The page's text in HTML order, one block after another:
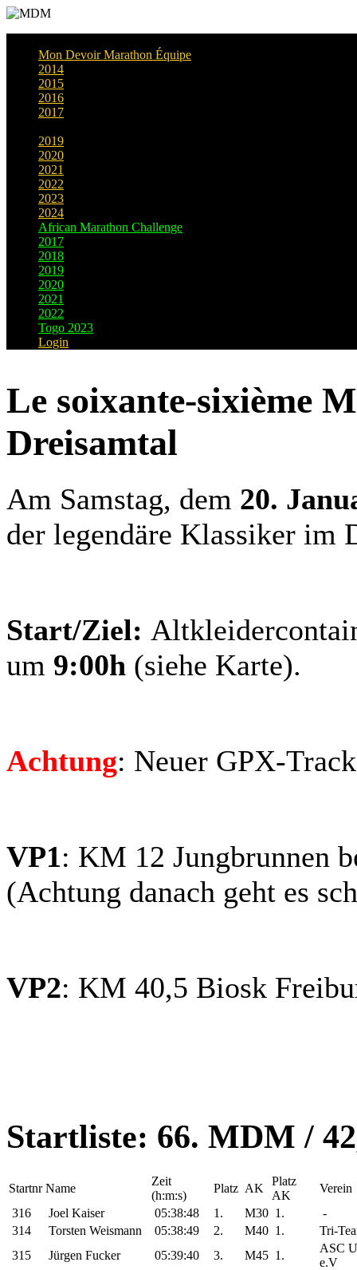
Mon Devoir Marathon Équipe
2014
2015
2016
2017
2019
2020
2021
2022
2023
2024
African Marathon Challenge
2017
2018
2019
2020
2021
2022
Togo 2023
Login
Le soixante-sixième
Dreisamtal
Am Samstag, dem 20.
der legendäre Klassiker im
Start/Ziel:
um 9:00h (siehe Karte).
Achtung: Neuer GPX-
VP1: KM 12 Jungbrunnen
(Achtung danach geht es
VP2: KM 40,5 Biosk
Startliste: 66. MDM /
Startnr Name
Zeit
(h:m:s)
Platz AK
Platz
AK
Verein
316
Joel Kaiser 05:38:48 1. M30 1.
-
314
Torsten Weismann 05:38:49 2. M40 1.
Tri-
315
Jürgen Fucker 05:39:40 3. M45 1.
ASC
e.V